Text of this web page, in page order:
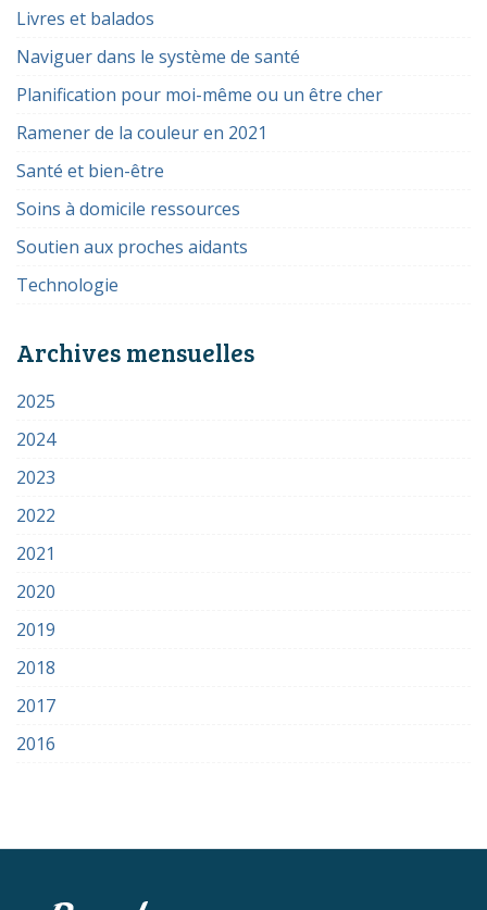
Livres et balados
Naviguer dans le système de santé
Planification pour moi-même ou un être cher
Ramener de la couleur en 2021
Santé et bien-être
Soins à domicile ressources
Soutien aux proches aidants
Technologie
Archives mensuelles
2025
2024
2023
2022
2021
2020
2019
2018
2017
2016